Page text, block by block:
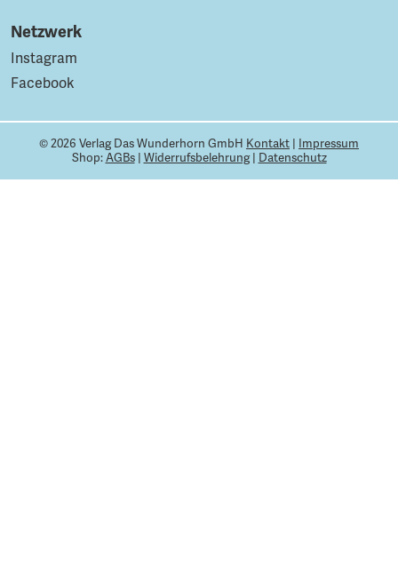
Netzwerk
Instagram
Facebook
© 2026 Verlag Das Wunderhorn GmbH Kontakt | Impressum
Shop:AGBs| Widerrufsbelehrung| Datenschutz